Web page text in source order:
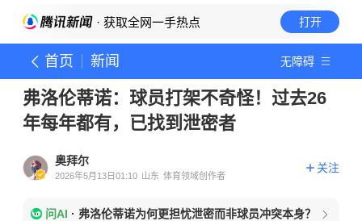
· 获取全网一手热点 打开
首页 新闻 无障碍
弗洛伦蒂诺：球员打架不奇怪！过去26
年每年都有，已找到泄密者
奥拜尔
2026年5月13日01:10 山东 体育领域创作者
关注
问AI · 弗洛伦蒂诺为何更担忧泄密而非球员冲突本身？